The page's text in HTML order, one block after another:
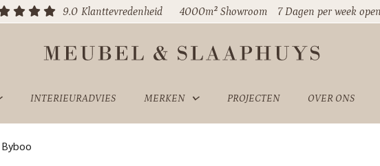
9.0 Klanttevredenheid 4000m² Showroom 7 Dagen per week open
INTERIEURADVIES MERKEN PROJECTEN OVER ONS